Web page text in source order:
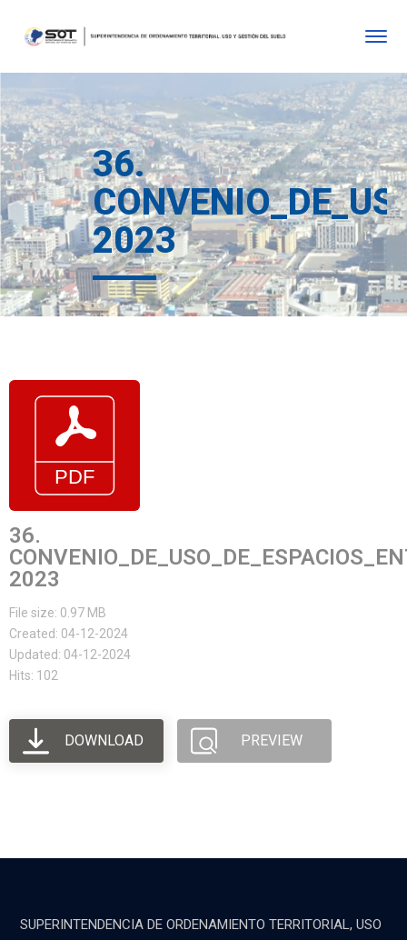
36.
2023
36.
2023
File size: 0.97 MB
Created: 04-12-2024
Updated: 04-12-2024
Hits: 102
DOWNLOAD PREVIEW
SUPERINTENDENCIA DE ORDENAMIENTO TERRITORIAL, USO